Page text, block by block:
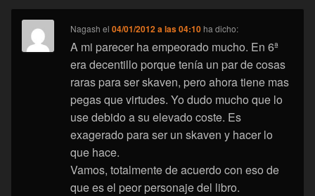
Nagash el04/01/2012 a las 04:10 ha dicho:
A mi parecer ha empeorado mucho. En 6ª
era decentillo porque tenía un par de cosas
raras para ser skaven, pero ahora tiene mas
pegas que virtudes. Yo dudo mucho que lo
use debido a su elevado coste. Es
exagerado para ser un skaven y hacer lo
que hace.
Vamos, totalmente de acuerdo con eso de
que es el peor personaje del libro.